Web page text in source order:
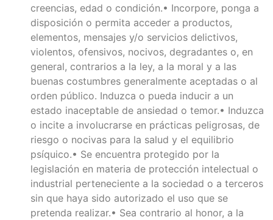
creencias, edad o condición.• Incorpore, ponga a
disposición o permita acceder a productos,
elementos, mensajes y/o servicios delictivos,
violentos, ofensivos, nocivos, degradantes o, en
general, contrarios a la ley, a la moral y a las
buenas costumbres generalmente aceptadas o al
orden público. Induzca o pueda inducir a un
estado inaceptable de ansiedad o temor.• Induzca
o incite a involucrarse en prácticas peligrosas, de
riesgo o nocivas para la salud y el equilibrio
psíquico.• Se encuentra protegido por la
legislación en materia de protección intelectual o
industrial perteneciente a la sociedad o a terceros
sin que haya sido autorizado el uso que se
pretenda realizar.• Sea contrario al honor, a la